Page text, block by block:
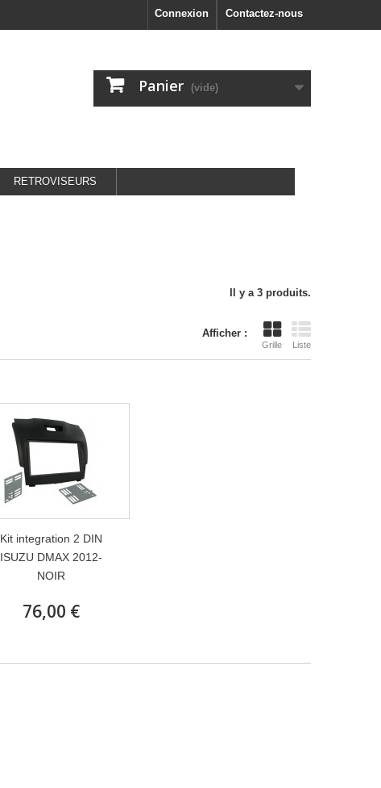
Contactez-nous
Connexion
Panier (vide)
RETROVISEURS
Il y a 3 produits.
Afficher :
Grille Liste
Kit integration 2 DIN
ISUZU DMAX 2012-
NOIR
76,00 €